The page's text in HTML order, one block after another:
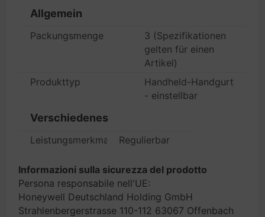
Allgemein
Packungsmenge
3 (Spezifikationen
gelten für einen
Artikel)
Produkttyp
Handheld-Handgurt
- einstellbar
Verschiedenes
Leistungsmerkmale Regulierbar
Informazioni sulla sicurezza del prodotto
Persona responsabile nell'UE:
Honeywell Deutschland Holding GmbH
Strahlenbergerstrasse 110-112 63067 Offenbach